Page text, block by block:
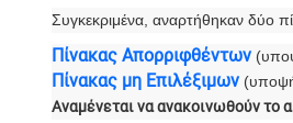
Συγκεκριμένα, αναρτήθηκαν δύο
Πίνακας Απορριφθέντων
Πίνακας μη Επιλέξιμων
Αναμένεται να ανακοινωθούν το